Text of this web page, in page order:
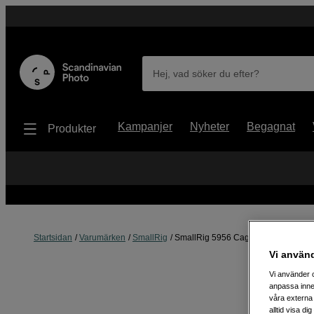
Hej, vad söker du efter?
Produkter Kampanjer Nyheter Begagnat
Startsidan Varumärken SmallRig SmallRig 5956 Cage Basic Kit for
Vi
Vi använder
anpassa
våra externa
alltid visa